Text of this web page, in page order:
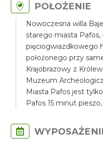
POŁOŻENIE
Nowoczesna willa
starego miasta Pafos,
pięciogwiazdkowego
położonego przy
Krajobrazowy z
Muzeum
Miasta Pafos jest
Pafos 15 minut